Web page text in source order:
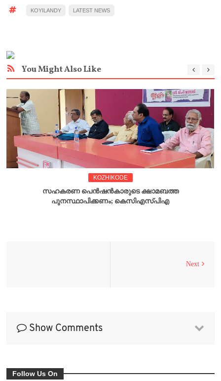
KOYILANDY LATEST NEWS
You Might Also Like
KOZHIKODE
സഹകരണ പെൻഷൻകാരുടെ ക്ഷാമബത്ത
പുനസ്ഥാപിക്കണം; കെസിഎസ്പിഎ
Next
Show Comments
Follow Us On